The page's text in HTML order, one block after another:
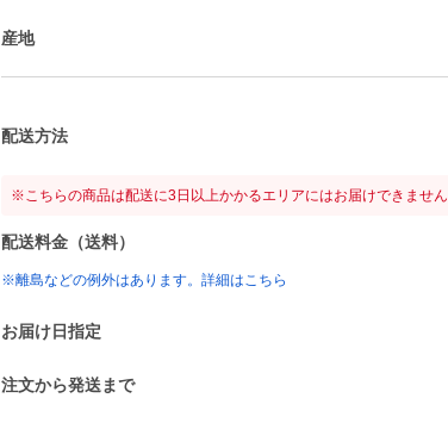
産地
配送方法
※こちらの商品は配送に3日以上かかるエリアにはお届けできません
配送料金（送料）
※離島などの例外はあります。詳細はこちら
お届け日指定
注文から発送まで